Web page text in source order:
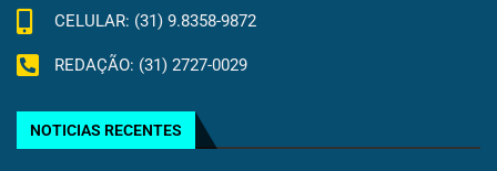
CELULAR: (31) 9.8358-9872
REDAÇÃO: (31) 2727-0029
NOTICIAS RECENTES